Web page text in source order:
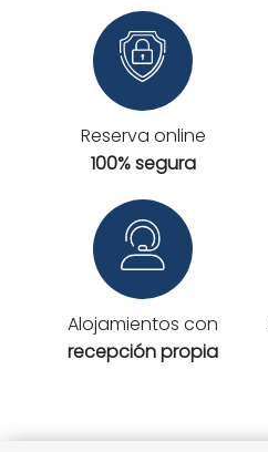
Reserva online
100% segura
Alojamientos con
recepción propia